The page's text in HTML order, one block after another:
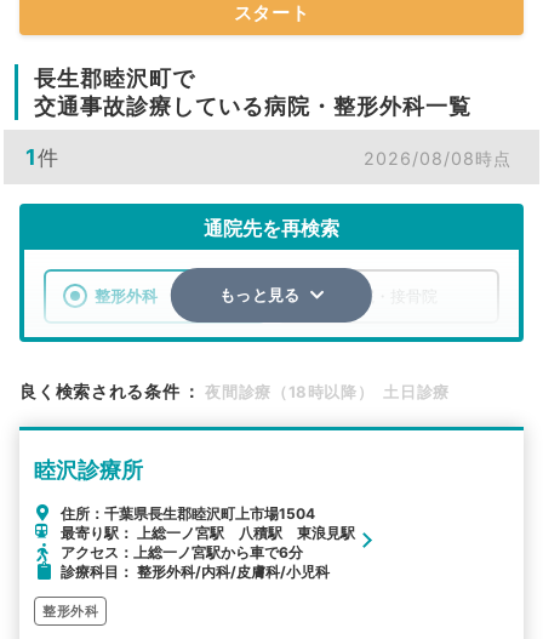
スタート
長生郡睦沢町で
交通事故診療している病院・整形外科一覧
1件 2026/08/08時点
通院先を再検索
整形外科 整骨院・接骨院
検索する
その他の検索方法
駅から探す
もっと見る
良く検索される条件 ： 夜間診療（18時以降） 土日診療
睦沢診療所
住所：千葉県長生郡睦沢町上市場1504
最寄り駅： 上総一ノ宮駅 八積駅 東浪見駅
アクセス：上総一ノ宮駅から車で6分
診療科目： 整形外科/内科/皮膚科/小児科
整形外科